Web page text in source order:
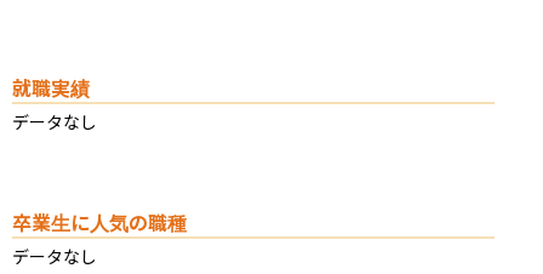
就職実績
データなし
卒業生に人気の職種
データなし